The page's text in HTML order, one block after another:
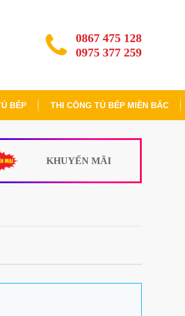
0867 475 128
0975 377 259
BẾP THI CÔNG TỦ BẾP MIỀN BẮC
KHUYẾN MÃI